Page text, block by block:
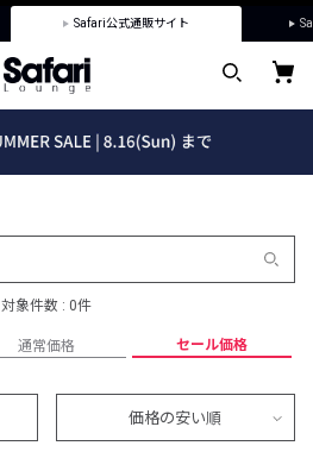
Safari公式通販サイト
対象件数 : 0件
通常価格 セール価格
価格の安い順